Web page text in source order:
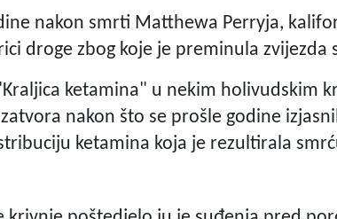
nakon smrti Matthewa Perryja,
droge zbog koje je preminula zvijezda
ketamina" u nekim holivudskim
nakon što se prošle godine
ketamina koja je rezultirala